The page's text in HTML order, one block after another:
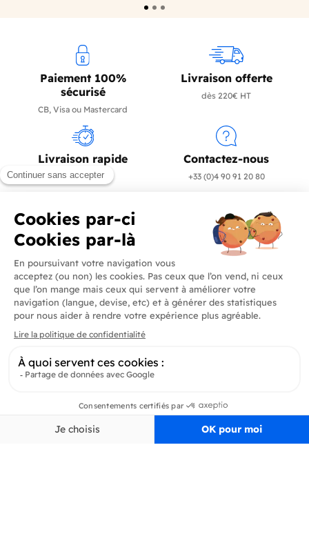
Paiement 100%
sécurisé
CB, Visa ou Mastercard
Livraison offerte
dès 220€ HT
Livraison rapide
en 24/72h
Contactez-nous
+33 (0)4 90 91 20 80